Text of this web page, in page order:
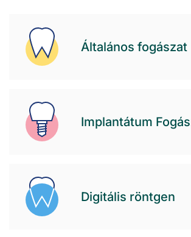
Általános fogászat
Implantátum
Digitális röntgen